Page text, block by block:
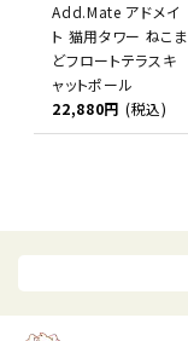
Add.Mate アドメイ
ト 猫用タワー ねこま
どフロートテラスキ
ャットポール
22,880円 (税込)